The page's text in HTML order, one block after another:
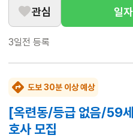
관심 일
3일전 등록
도보 30분 이상 예상
[옥련동/등급 없음/59
호사 모집